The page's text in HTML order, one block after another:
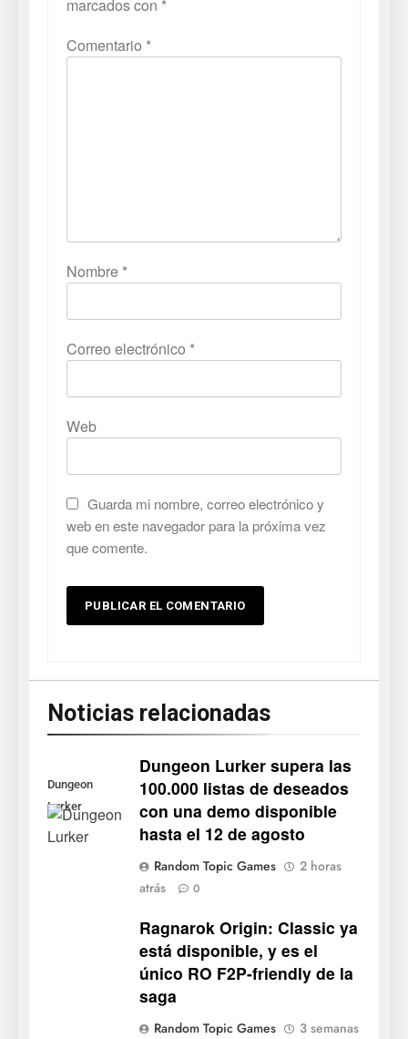
marcados con *
Comentario *
Nombre *
Correo electrónico *
Web
Guarda mi nombre, correo electrónico y
web en este navegador para la próxima vez
que comente.
Noticias relacionadas
Dungeon
Lurker
Dungeon Lurker supera las
100.000 listas de deseados
con una demo disponible
hasta el 12 de agosto
Random Topic Games
2 horas
atrás
0
Ragnarok Origin: Classic ya
está disponible, y es el
único RO F2P-friendly de la
saga
Random Topic Games
3 semanas
5
cambios y todo lo que llega
con el lanzamiento
Mistbound: Guild Wars
tendrá su primer CCG digital
NOTICIAS DE VIDEOJUEGOS